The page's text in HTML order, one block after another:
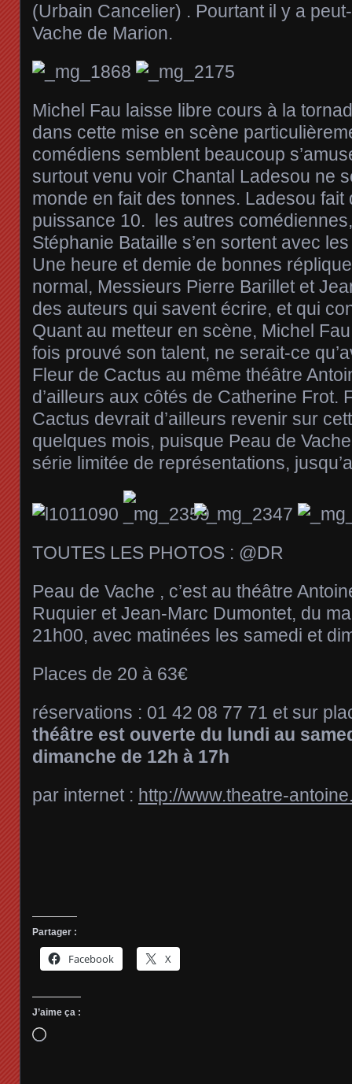
(Urbain Cancelier) . Pourtant il y a
Vache de Marion.
Michel Fau laisse libre cours à la
dans cette mise en scène
comédiens semblent beaucoup
surtout venu voir Chantal Ladesou ne
monde en fait des tonnes. Ladesou fait
puissance 10. les autres
Stéphanie Bataille s’en sortent avec
Une heure et demie de bonnes
normal, Messieurs Pierre Barillet et
des auteurs qui savent écrire, et qui
Quant au metteur en scène, Michel
fois prouvé son talent, ne serait-ce
Fleur de Cactus au même théâtre
d’ailleurs aux côtés de Catherine Frot.
Cactus devrait d’ailleurs revenir sur
quelques mois, puisque Peau de
série limitée de représentations,
TOUTES LES PHOTOS : @DR
Peau de Vache , c’est au théâtre
Ruquier et Jean-Marc Dumontet, du
21h00, avec matinées les samedi et
Places de 20 à 63€
réservations : 01 42 08 77 71 et sur
théâtre est ouverte du lundi au
dimanche de 12h à 17h
par internet : http://www.theatre-
Partager :
Facebook X
J’aime ça :
Chargement…